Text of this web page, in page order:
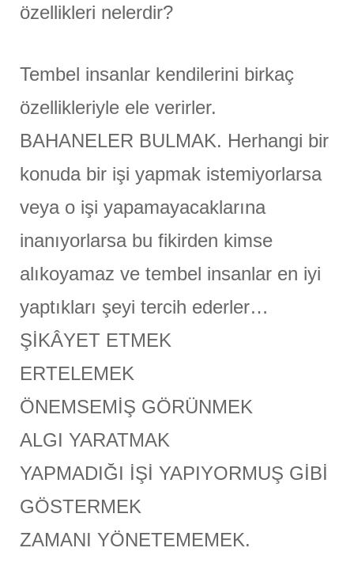
özellikleri nelerdir?
Tembel insanlar kendilerini birkaç
özellikleriyle ele verirler.
BAHANELER BULMAK. Herhangi bir
konuda bir işi yapmak istemiyorlarsa
veya o işi yapamayacaklarına
inanıyorlarsa bu fikirden kimse
alıkoyamaz ve tembel insanlar en iyi
yaptıkları şeyi tercih ederler…
ŞİKÂYET ETMEK
ERTELEMEK
ÖNEMSEMİŞ GÖRÜNMEK
ALGI YARATMAK
YAPMADIĞI İŞİ YAPIYORMUŞ GİBİ
GÖSTERMEK
ZAMANI YÖNETEMEMEK.